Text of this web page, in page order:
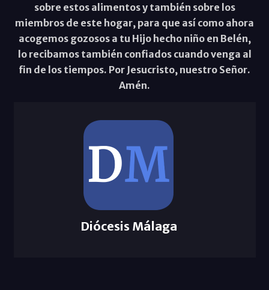
sobre estos alimentos y también sobre los
miembros de este hogar, para que así como ahora
acogemos gozosos a tu Hijo hecho niño en Belén,
lo recibamos también confiados cuando venga al
fin de los tiempos. Por Jesucristo, nuestro Señor.
Amén.
Diócesis Málaga